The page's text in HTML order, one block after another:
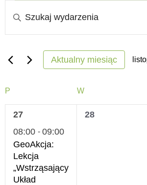
Wydarzenia
Wydarzenia
Nawigacja
po
wyszukiwaniu
i
widokach
Wpisz
Szukaj
słowa
Wydarzenia.
Aktualny miesiąc
Kalendarz
Wydarzenia
P WWTOREK
1
27
08:00 - 09:00
GeoAkcja:
Lekcja
„Wstrząsający
Układ
0
28